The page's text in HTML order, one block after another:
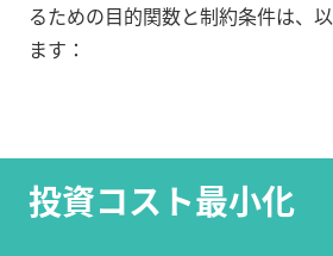
るための目的関数と制約条件は、
ます：
投資コスト最小化